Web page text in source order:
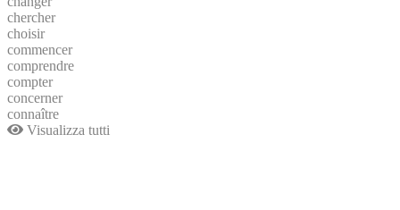
chercher
choisir
commencer
comprendre
compter
concerner
connaître
Visualizza tutti